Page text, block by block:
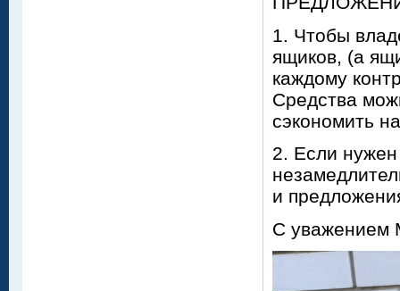
1. Чтобы
ящиков, (а
каждому
Средства
сэкономить
2. Если
и
С уважением